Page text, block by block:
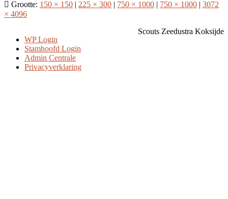
Grootte: 150 × 150 | 225 × 300 | 750 × 1000 | 750 × 1000 | 3072
× 4096
WP Login
Stamhoofd Login
Admin Centrale
Privacyverklaring
Scouts Zeedustra Koksijde